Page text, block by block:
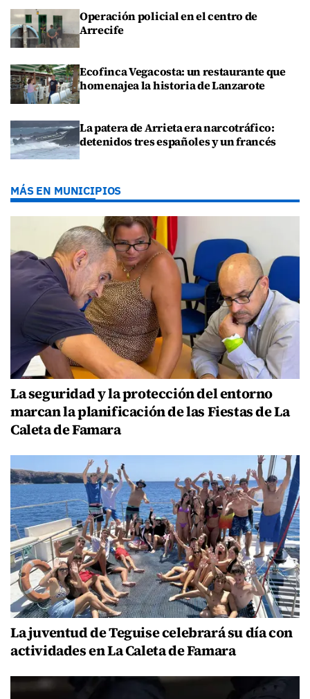
Operación policial en el centro de
Arrecife
Ecofinca Vegacosta: un restaurante que
homenajea la historia de Lanzarote
La patera de Arrieta era narcotráfico:
detenidos tres españoles y un francés
MÁS EN MUNICIPIOS
La seguridad y la protección del entorno
marcan la planificación de las Fiestas de La
Caleta de Famara
La juventud de Teguise celebrará su día con
actividades en La Caleta de Famara